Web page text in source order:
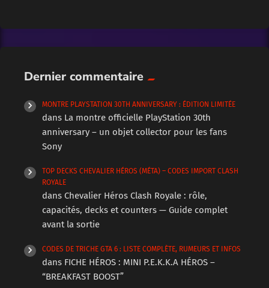
Dernier commentaire
MONTRE PLAYSTATION 30TH ANNIVERSARY : ÉDITION LIMITÉE
dans La montre officielle PlayStation 30th
anniversary – un objet collector pour les fans
Sony
TOP DECKS CHEVALIER HÉROS (MÉTA) – CODES IMPORT CLASH
ROYALE
dans Chevalier Héros Clash Royale : rôle,
capacités, decks et counters — Guide complet
avant la sortie
CODES DE TRICHE GTA 6 : LISTE COMPLÈTE, RUMEURS ET INFOS
dans FICHE HÉROS : MINI P.E.K.K.A HÉROS –
“BREAKFAST BOOST”